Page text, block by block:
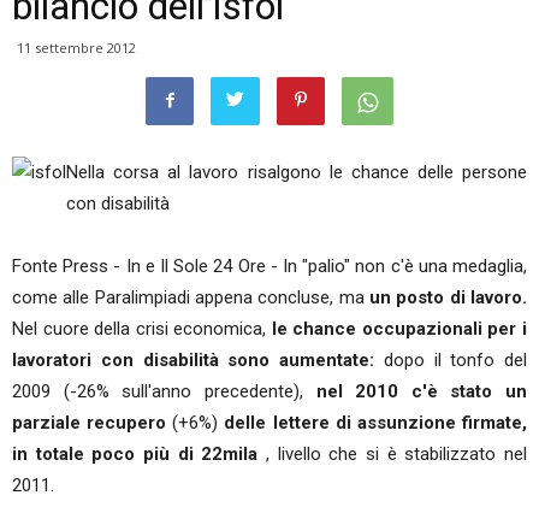
11 settembre 2012
Nella corsa al lavoro risalgono le chance delle persone
con disabilità
Fonte Press - In e Il Sole 24 Ore - In "palio" non c'è una medaglia,
come alle Paralimpiadi appena concluse, ma un posto di lavoro.
Nel cuore della crisi economica, le chance occupazionali per i
lavoratori con disabilità sono aumentate: dopo il tonfo del
2009 (-26% sull'anno precedente), nel 2010 c'è stato un
parziale recupero (+6%) delle lettere di assunzione firmate,
in totale poco più di 22mila , livello che si è stabilizzato nel
2011.